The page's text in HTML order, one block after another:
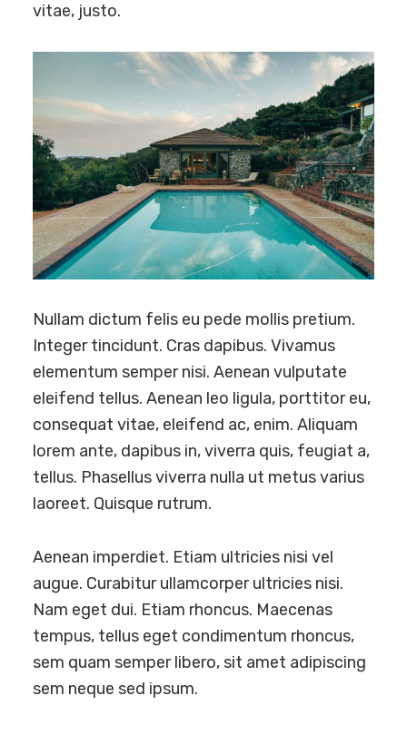
vitae, justo.
Nullam dictum felis eu pede mollis pretium.
Integer tincidunt. Cras dapibus. Vivamus
elementum semper nisi. Aenean vulputate
eleifend tellus. Aenean leo ligula, porttitor eu,
consequat vitae, eleifend ac, enim. Aliquam
lorem ante, dapibus in, viverra quis, feugiat a,
tellus. Phasellus viverra nulla ut metus varius
laoreet. Quisque rutrum.
Aenean imperdiet. Etiam ultricies nisi vel
augue. Curabitur ullamcorper ultricies nisi.
Nam eget dui. Etiam rhoncus. Maecenas
tempus, tellus eget condimentum rhoncus,
sem quam semper libero, sit amet adipiscing
sem neque sed ipsum.